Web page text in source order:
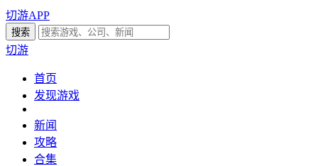
切游APP
切游
首页
发现游戏
新闻
攻略
合集